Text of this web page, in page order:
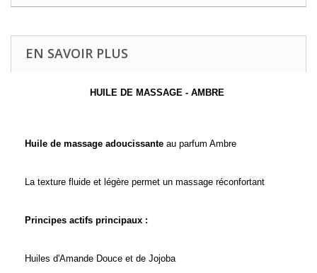
EN SAVOIR PLUS
HUILE DE MASSAGE - AMBRE
Huile de massage adoucissante au parfum Ambre
La texture fluide et légère permet un massage réconfortant
Principes actifs principaux :
Huiles d'Amande Douce et de Jojoba